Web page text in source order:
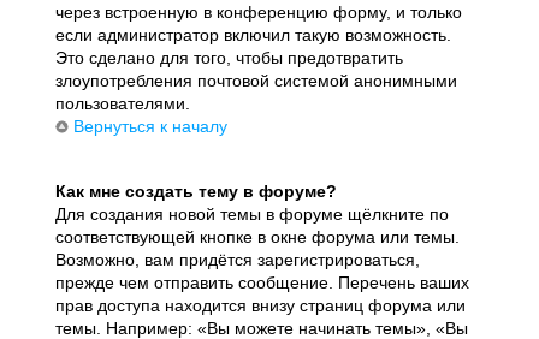
через встроенную в конференцию форму, и только
если администратор включил такую возможность.
Это сделано для того, чтобы предотвратить
злоупотребления почтовой системой анонимными
пользователями.
Вернуться к началу
Как мне создать тему в форуме?
Для создания новой темы в форуме щёлкните по
соответствующей кнопке в окне форума или темы.
Возможно, вам придётся зарегистрироваться,
прежде чем отправить сообщение. Перечень ваших
прав доступа находится внизу страниц форума или
темы. Например: «Вы можете начинать темы», «Вы